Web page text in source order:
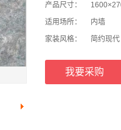
产品尺寸：
适用场所：
内墙
家装风格：
简约现代
我要采购